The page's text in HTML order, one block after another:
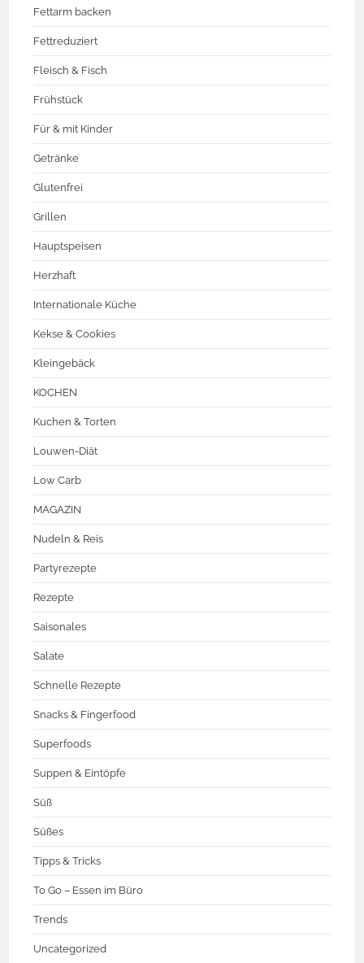
Fettarm backen
Fettreduziert
Fleisch & Fisch
Frühstück
Für & mit Kinder
Getränke
Glutenfrei
Grillen
Hauptspeisen
Herzhaft
Internationale Küche
Kekse & Cookies
Kleingebäck
KOCHEN
Kuchen & Torten
Louwen-Diät
Low Carb
MAGAZIN
Nudeln & Reis
Partyrezepte
Rezepte
Saisonales
Salate
Schnelle Rezepte
Snacks & Fingerfood
Superfoods
Suppen & Eintöpfe
Süß
Süßes
Tipps & Tricks
To Go – Essen im Büro
Trends
Uncategorized